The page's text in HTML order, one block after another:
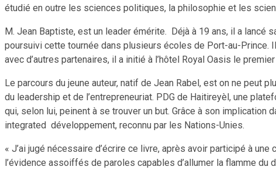
étudié en outre les sciences politiques, la philosophie et les
M. Jean Baptiste, est un leader émérite. Déjà à 19 ans, il a lancé
poursuivi cette tournée dans plusieurs écoles de Port-au-Prince.
avec d’autres partenaires, il a initié à l’hôtel Royal Oasis le
Le parcours du jeune auteur, natif de Jean Rabel, est on ne peut
du leadership et de l’entrepreneuriat. PDG de Haitireyèl, une
qui, selon lui, peinent à se trouver un but. Grâce à son
integrated développement, reconnu par les Nations-Unies.
« J’ai jugé nécessaire d’écrire ce livre, après avoir participé à
l’évidence assoiffés de paroles capables d’allumer la flamme